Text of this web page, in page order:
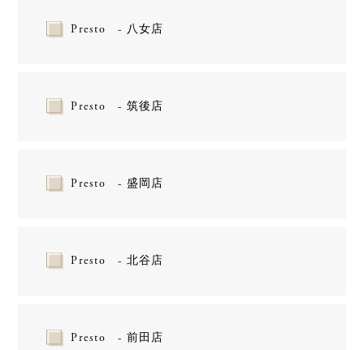
Presto - 八女店
Presto - 筑後店
Presto - 盛岡店
Presto - 北谷店
Presto - 前田店